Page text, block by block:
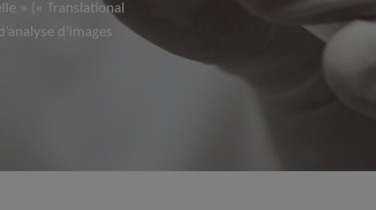
» (« Translational
d’images